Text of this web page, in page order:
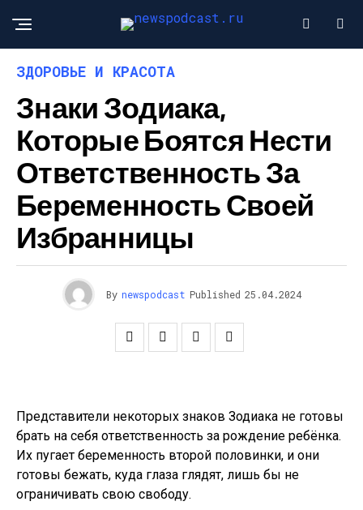
ЗДОРОВЬЕ И КРАСОТА
Знаки Зодиака,
Которые Боятся Нести
Ответственность За
Беременность Своей
Избранницы
By newspodcast Published 25.04.2024
Представители некоторых знаков Зодиака не готовы
брать на себя ответственность за рождение ребёнка.
Их пугает беременность второй половинки, и они
готовы бежать, куда глаза глядят, лишь бы не
ограничивать свою свободу.